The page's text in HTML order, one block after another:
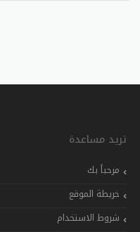
تريد مساعدة
مرحباً بك
خريطة الموقع
شروط الاستخدام